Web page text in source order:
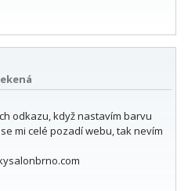
odkazu, když nastavím barvu
mi celé pozadí webu, tak nevím